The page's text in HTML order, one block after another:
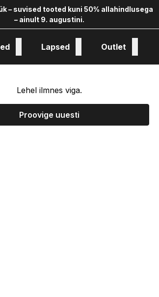
– suvised tooted kuni 50% allahindlusega
– ainult 9. augustini.
Lapsed Outlet
Lehel ilmnes viga.
Proovige uuesti